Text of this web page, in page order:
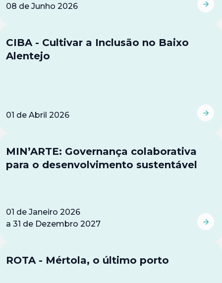
08 de Junho 2026
CIBA - Cultivar a Inclusão no Baixo
Alentejo
01 de Abril 2026
MIN’ARTE: Governança colaborativa
para o desenvolvimento sustentável
01 de Janeiro 2026
a 31 de Dezembro 2027
ROTA - Mértola, o último porto